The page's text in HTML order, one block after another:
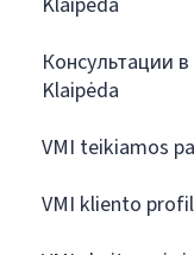
Консультации
Klaipėda
VMI teikiamos
VMI kliento